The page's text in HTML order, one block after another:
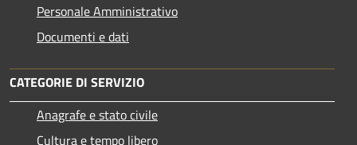
Personale Amministrativo
Documenti e dati
CATEGORIE DI SERVIZIO
Anagrafe e stato civile
Cultura e tempo libero